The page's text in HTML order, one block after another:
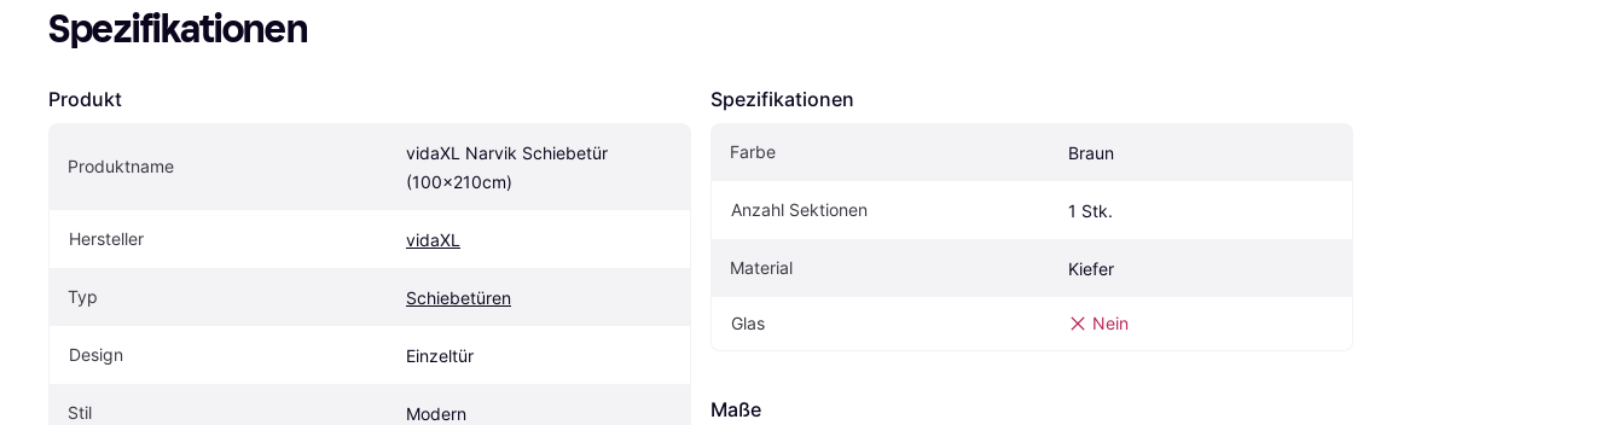
Spezifikationen
Produkt
Produktname
vidaXL Narvik Schiebetür
(100x210cm)
Hersteller vidaXL
Typ Schiebetüren
Design Einzeltür
Stil Modern
Spezifikationen
Farbe Braun
Anzahl Sektionen 1 Stk.
Material Kiefer
Glas Nein
Maße